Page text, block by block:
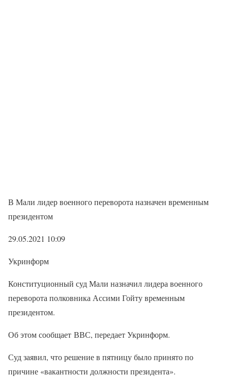
В Мали лидер военного переворота назначен временным
президентом
29.05.2021 10:09
Укринформ
Конституционный суд Мали назначил лидера военного
переворота полковника Ассими Гойту временным
президентом.
Об этом сообщает ВВС, передает Укринформ.
Суд заявил, что решение в пятницу было принято по
причине «вакантности должности президента».